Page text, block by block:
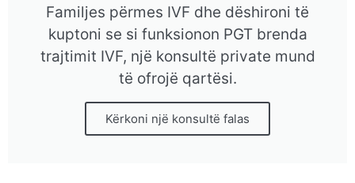
Familjes përmes IVF dhe dëshironi të
kuptoni se si funksionon PGT brenda
trajtimit IVF, një konsultë private mund
të ofrojë qartësi.
Kërkoni një konsultë falas